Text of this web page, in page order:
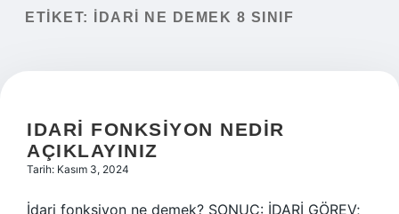
Yasal Uyarı
ETIKET: İDARI NE DEMEK 8 SINIF
IDARI FONKSIYON NEDIR
AÇIKLAYINIZ
Tarih: Kasım 3, 2024
İdari fonksiyon ne demek? SONUÇ: İDARİ GÖREV;